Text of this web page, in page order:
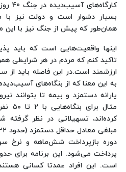
بسیار دشوار است و دولت نیز با
همان‌طور که پیش از جنگ نیز با این
اینها واقعیت‌هایی است که باید
تاکید کنم که مردم در هر شرایطی
ارزشمند است.در این فاصله باید از
به این معنا که از بنگاه‌های
یارانه دستمزد و بیمه تا بتوانند
کرده‌اند، تسهیلاتی در نظر
است. این افراد عمدتا کسانی